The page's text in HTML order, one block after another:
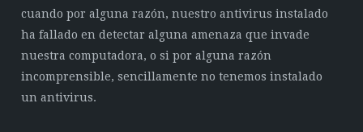
cuando por alguna razón, nuestro antivirus instalado
ha fallado en detectar alguna amenaza que invade
nuestra computadora, o si por alguna razón
incomprensible, sencillamente no tenemos instalado
un antivirus.